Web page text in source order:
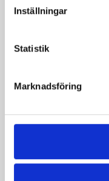
Inställningar
Statistik
Marknadsföring